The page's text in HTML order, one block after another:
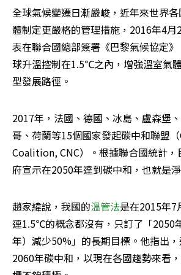
全球氣候變遷日漸嚴峻，近年來世界
體制定更嚴格的管理措施，2016年4
表在聯合國總部簽署《巴黎氣候協定
球升溫控制在1.5℃之內，增強溫室氣
型發展路徑。
2017年，法國、德國、冰島、盧森堡
哥、荷蘭等15個國家發起碳中和聯盟
Coalition, CNC）。根據聯合國統計，
府宣示在2050年達到碳中和，也就是
趙家緯說，我國的溫管法是在2015年7
連1.5℃的概念都沒有，只訂了「2050
年）減少50%」的長期目標。他指出
2060年碳中和，以現在各國趨勢來看